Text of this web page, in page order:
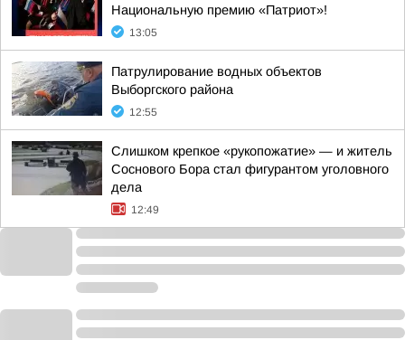
Национальную премию «Патриот»!
13:05
Патрулирование водных объектов
Выборгского района
12:55
Слишком крепкое «рукопожатие» — и житель
Соснового Бора стал фигурантом уголовного
дела
12:49